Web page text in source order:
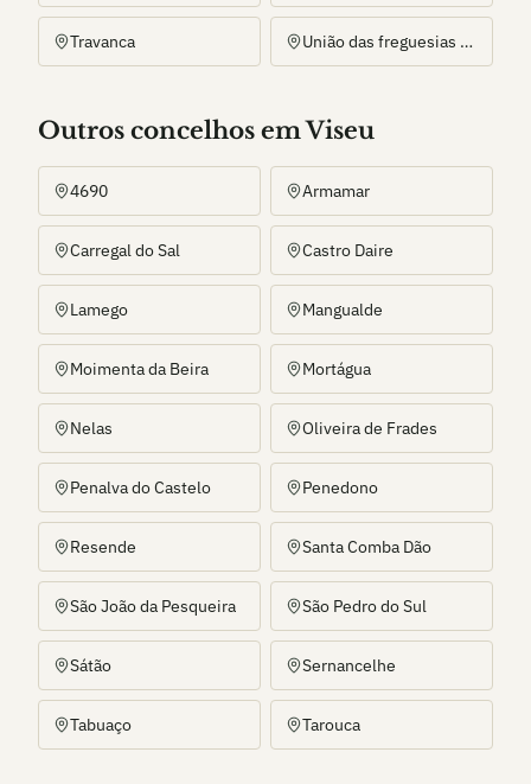
Travanca União das freguesias de Alhões, Bustelo, Gralheira e Ramires
Outros concelhos em Viseu
4690 Armamar
Carregal do Sal Castro Daire
Lamego Mangualde
Moimenta da Beira Mortágua
Nelas Oliveira de Frades
Penalva do Castelo Penedono
Resende Santa Comba Dão
São João da Pesqueira São Pedro do Sul
Sátão Sernancelhe
Tabuaço Tarouca